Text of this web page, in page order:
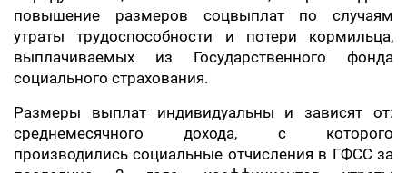
повышение размеров соцвыплат по случаям
утраты трудоспособности и потери кормильца,
выплачиваемых из Государственного фонда
социального страхования.
Размеры выплат индивидуальны и зависят от:
среднемесячного дохода, с которого
производились социальные отчисления в ГФСС за